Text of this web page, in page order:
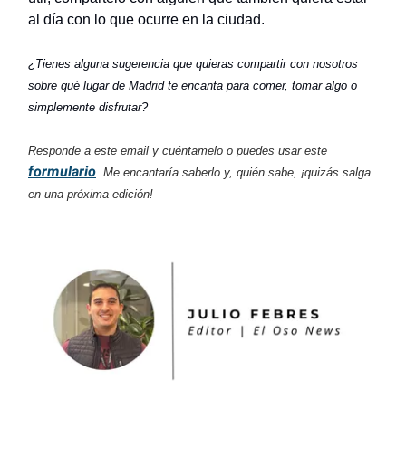
al día con lo que ocurre en la ciudad.
¿Tienes alguna sugerencia que quieras compartir con nosotros
sobre qué lugar de Madrid te encanta para comer, tomar algo o
simplemente disfrutar?
Responde a este email y cuéntamelo o puedes usar este
formulario. Me encantaría saberlo y, quién sabe, ¡quizás salga
en una próxima edición!